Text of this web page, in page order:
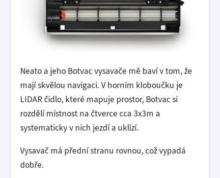
Neato a jeho Botvac vysavače mě baví v tom, že
mají skvělou navigaci. V horním kloboučku je
LIDAR čidlo, které mapuje prostor, Botvac si
rozdělí místnost na čtverce cca 3x3m a
systematicky v nich jezdí a uklízí.
Vysavač má přední stranu rovnou, což vypadá
dobře.